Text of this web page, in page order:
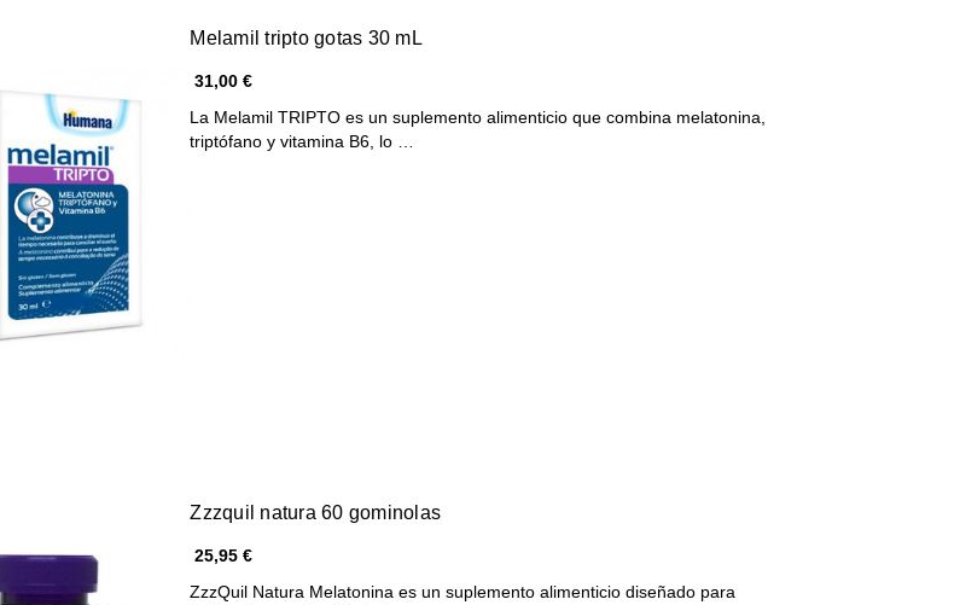
Melamil tripto gotas 30 mL
31,00 €
La Melamil TRIPTO es un suplemento alimenticio que combina melatonina,
triptófano y vitamina B6, lo …
Zzzquil natura 60 gominolas
25,95 €
ZzzQuil Natura Melatonina es un suplemento alimenticio diseñado para